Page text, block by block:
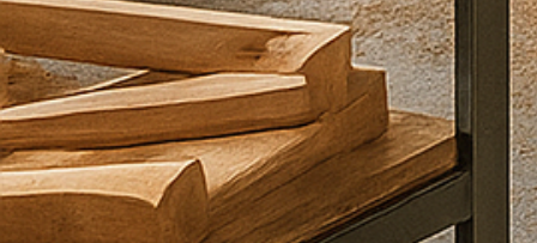
קראתי
ואני
מסכים\ה